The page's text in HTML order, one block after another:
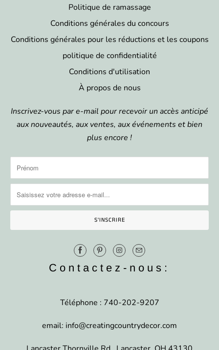
Politique de ramassage
Conditions générales du concours
Conditions générales pour les réductions et les coupons
politique de confidentialité
Conditions d'utilisation
À propos de nous
Inscrivez-vous par e-mail pour recevoir un accès anticipé
aux nouveautés, aux ventes, aux événements et bien
plus encore !
Contactez-nous:
Téléphone : 740-202-9207
email: info@creatingcountrydecor.com